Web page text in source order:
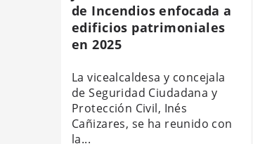
de Incendios enfocada a
edificios patrimoniales
en 2025
La vicealcaldesa y concejala
de Seguridad Ciudadana y
Protección Civil, Inés
Cañizares, se ha reunido con
la...